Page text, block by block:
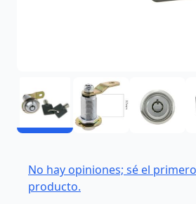
No hay opiniones; sé el
producto.